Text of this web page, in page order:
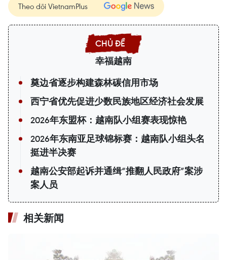
Theo dõi VietnamPlus
幸福越南
奠边省逐步构建森林碳信用市场
西宁省优先促进少数民族地区经济社会发展
2026年东盟杯：越南队小组赛表现惊艳
2026年东南亚足球锦标赛：越南队小组头名
挺进半决赛
越南公安部起诉并通缉“推翻人民政府”案涉
案人员
相关新闻